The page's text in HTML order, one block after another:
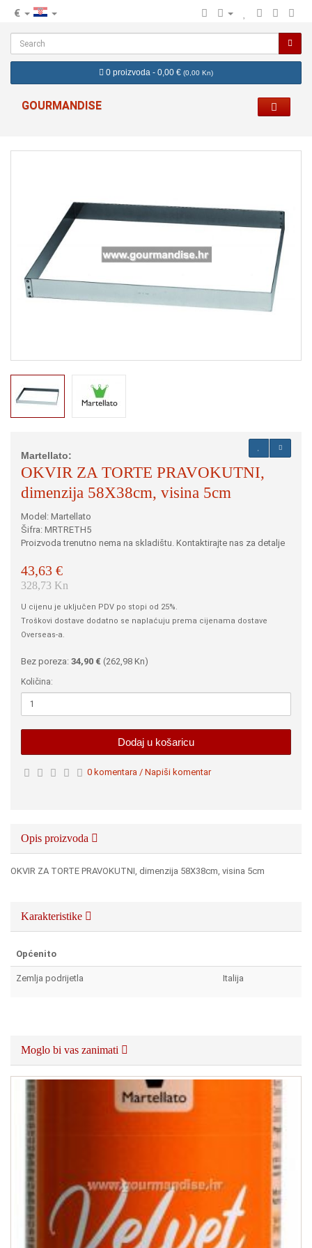
€ hr
0 proizvoda - 0,00 € (0,00 Kn)
GOURMANDISE
Martellato:
OKVIR ZA TORTE PRAVOKUTNI,
dimenzija 58X38cm, visina 5cm
Model: Martellato
Šifra: MRTRETH5
Proizvoda trenutno nema na skladištu. Kontaktirajte nas za detalje
43,63 €
328,73 Kn
U cijenu je uključen PDV po stopi od 25%.
Troškovi dostave dodatno se naplaćuju prema cijenama dostave
Overseas-a.
Bez poreza: 34,90 € (262,98 Kn)
Količina:
Dodaj u košaricu
0 komentara / Napiši komentar
Opis proizvoda
OKVIR ZA TORTE PRAVOKUTNI, dimenzija 58X38cm, visina 5cm
Karakteristike
Općenito
Zemlja podrijetla Italija
Moglo bi vas zanimati